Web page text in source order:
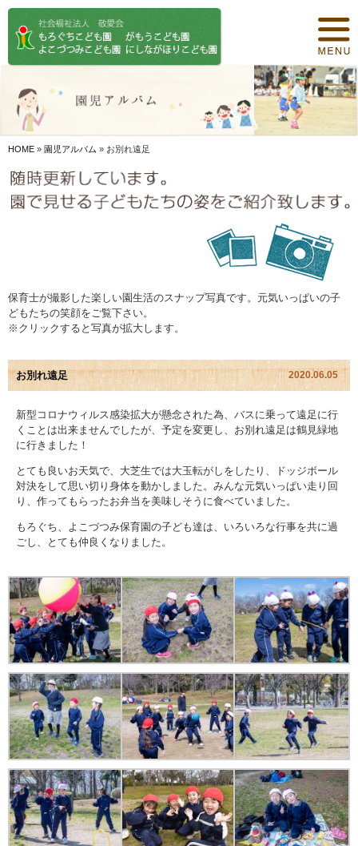
HOME » 園児アルバム » お別れ遠足
保育士が撮影した楽しい園生活のスナップ写真です。元気いっぱいの子
どもたちの笑顔をご覧下さい。
※クリックすると写真が拡大します。
お別れ遠足 2020.06.05
新型コロナウィルス感染拡大が懸念された為、バスに乗って遠足に行
くことは出来ませんでしたが、予定を変更し、お別れ遠足は鶴見緑地
に行きました！
とても良いお天気で、大芝生では大玉転がしをしたり、ドッジボール
対決をして思い切り身体を動かしました。みんな元気いっぱい走り回
り、作ってもらったお弁当を美味しそうに食べていました。
もろぐち、よこづつみ保育園の子ども達は、いろいろな行事を共に過
ごし、とても仲良くなりました。
保育について
食事について
オリジナル保育
年間行事
お知らせ
園児アルバム
入園のご案内
採用情報
よくあるご質問
ケイアイクラブ
お問い合わせ
医師の許可証
勤務証明書
苦情解決公表
法人詳細情報
重要事項説明書